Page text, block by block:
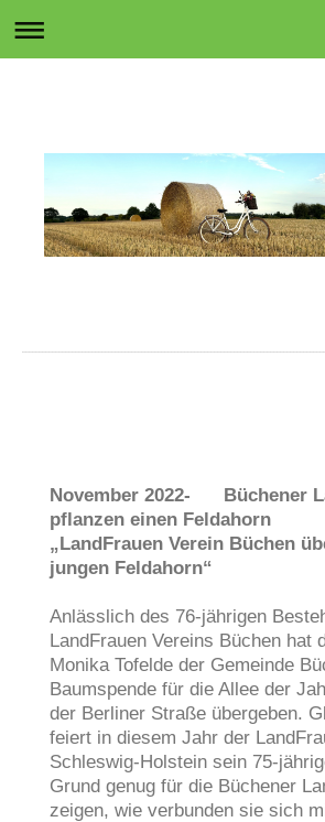
November 2022- Büchener
pflanzen einen Feldahorn
„LandFrauen Verein Büchen
jungen Feldahorn“
Anlässlich des 76-jährigen
LandFrauen Vereins Büchen hat
Monika Tofelde der Gemeinde
Baumspende für die Allee der
der Berliner Straße übergeben.
feiert in diesem Jahr der
Schleswig-Holstein sein 75-
Grund genug für die Büchener
zeigen, wie verbunden sie sich